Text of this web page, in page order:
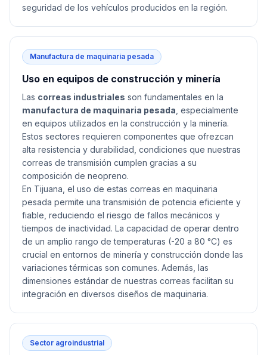
seguridad de los vehículos producidos en la región.
Manufactura de maquinaria pesada
Uso en equipos de construcción y minería
Las correas industriales son fundamentales en la
manufactura de maquinaria pesada , especialmente
en equipos utilizados en la construcción y la minería.
Estos sectores requieren componentes que ofrezcan
alta resistencia y durabilidad, condiciones que nuestras
correas de transmisión cumplen gracias a su
composición de neopreno.
En Tijuana, el uso de estas correas en maquinaria
pesada permite una transmisión de potencia eficiente y
fiable, reduciendo el riesgo de fallos mecánicos y
tiempos de inactividad. La capacidad de operar dentro
de un amplio rango de temperaturas (-20 a 80 °C) es
crucial en entornos de minería y construcción donde las
variaciones térmicas son comunes. Además, las
dimensiones estándar de nuestras correas facilitan su
integración en diversos diseños de maquinaria.
Sector agroindustrial